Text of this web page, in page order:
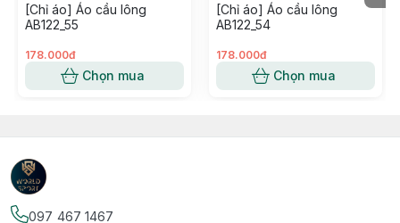
[Chỉ áo] Áo cầu lông
AB122_55
178.000đ
Chọn mua
[Chỉ áo] Áo cầu lông
AB122_54
178.000đ
Chọn mua
097 467 1467